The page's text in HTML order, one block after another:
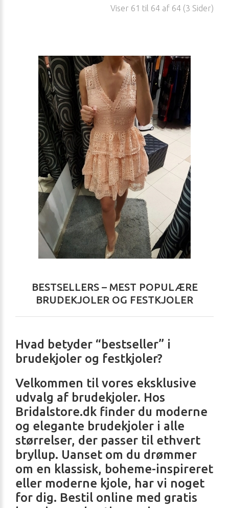
Viser 61 til 64 af 64 (3 Sider)
BESTSELLERS – MEST POPULÆRE
BRUDEKJOLER OG FESTKJOLER
Hvad betyder “bestseller” i
brudekjoler og festkjoler?
Velkommen til vores eksklusive
udvalg af brudekjoler. Hos
Bridalstore.dk finder du moderne
og elegante brudekjoler i alle
størrelser, der passer til ethvert
bryllup. Uanset om du drømmer
om en klassisk, boheme-inspireret
eller moderne kjole, har vi noget
for dig. Bestil online med gratis